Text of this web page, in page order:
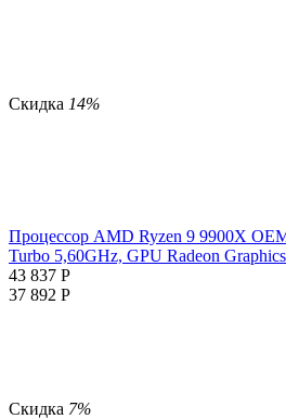
Скидка 14%
Процессор AMD Ryzen 9 9900X
Turbo 5,60GHz, GPU Radeon
43 837 Р
37 892 Р
Скидка 7%